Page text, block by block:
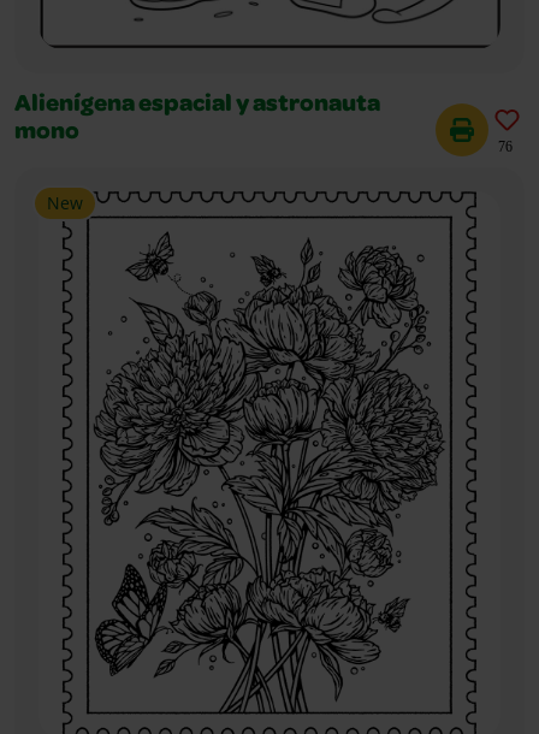
Alienígena espacial y astronauta
mono
76
New